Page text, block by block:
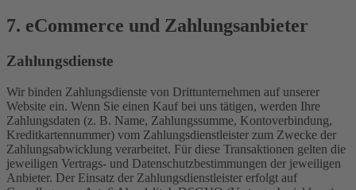
7. eCommerce und Zahlungs­anbieter
Zahlungsdienste
Wir binden Zahlungsdienste von Drittunternehmen auf unserer
Website ein. Wenn Sie einen Kauf bei uns tätigen, werden Ihre
Zahlungsdaten (z. B. Name, Zahlungssumme, Kontoverbindung,
Kreditkartennummer) vom Zahlungsdienstleister zum Zwecke der
Zahlungsabwicklung verarbeitet. Für diese Transaktionen gelten die
jeweiligen Vertrags- und Datenschutzbestimmungen der jeweiligen
Anbieter. Der Einsatz der Zahlungsdienstleister erfolgt auf